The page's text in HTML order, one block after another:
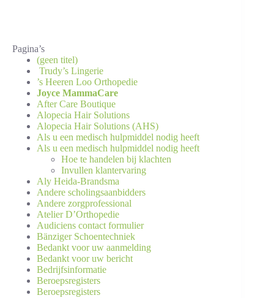
Pagina’s
(geen titel)
Trudy’s Lingerie
’s Heeren Loo Orthopedie
Joyce MammaCare
After Care Boutique
Alopecia Hair Solutions
Alopecia Hair Solutions (AHS)
Als u een medisch hulpmiddel nodig heeft
Als u een medisch hulpmiddel nodig heeft
Hoe te handelen bij klachten
Invullen klantervaring
Aly Heida-Brandsma
Andere scholingsaanbidders
Andere zorgprofessional
Atelier D’Orthopedie
Audiciens contact formulier
Bänziger Schoentechniek
Bedankt voor uw aanmelding
Bedankt voor uw bericht
Bedrijfsinformatie
Beroepsregisters
Beroepsregisters